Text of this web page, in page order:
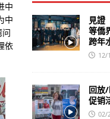
中
中
依
見證
等僑
跨年
12/
回放
促销
02/